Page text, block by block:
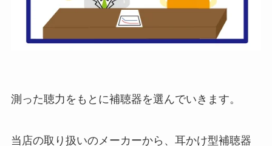
測った聴力をもとに補聴器を選んでいきます。
当店の取り扱いのメーカーから、耳かけ型補聴器